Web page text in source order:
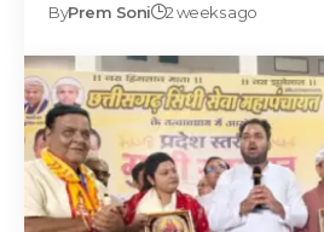
ByPrem Soni 2 weeks ago